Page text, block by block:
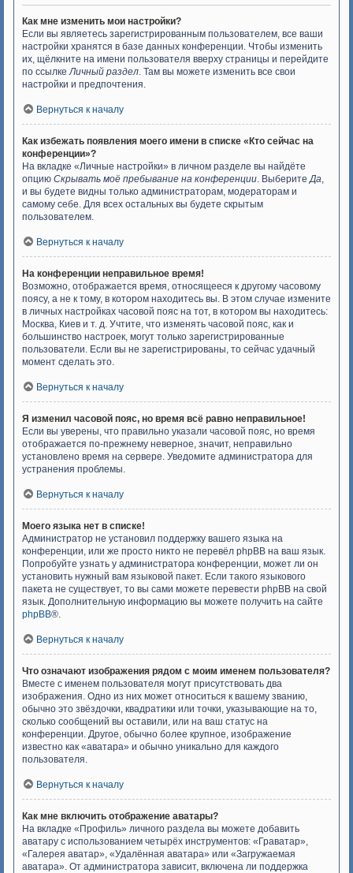
Как мне изменить мои настройки?
Если вы являетесь зарегистрированным пользователем, все ваши
настройки хранятся в базе данных конференции. Чтобы изменить
их, щёлкните на имени пользователя вверху страницы и перейдите
по ссылкеЛичный раздел. Там вы можете изменить все свои
настройки и предпочтения.
Вернуться к началу
Как избежать появления моего имени в списке «Кто сейчас на
конференции»?
На вкладке «Личные настройки» в личном разделе вы найдёте
опцию Скрывать моё пребывание на конференции. ВыберитеДа,
и вы будете видны только администраторам, модераторам и
самому себе. Для всех остальных вы будете скрытым
пользователем.
Вернуться к началу
На конференции неправильное время!
Возможно, отображается время, относящееся к другому часовому
поясу, а не к тому, в котором находитесь вы. В этом случае измените
в личных настройках часовой пояс на тот, в котором вы находитесь:
Москва, Киев и т. д. Учтите, что изменять часовой пояс, как и
большинство настроек, могут только зарегистрированные
пользователи. Если вы не зарегистрированы, то сейчас удачный
момент сделать это.
Вернуться к началу
Я изменил часовой пояс, но время всё равно неправильное!
Если вы уверены, что правильно указали часовой пояс, но время
отображается по-прежнему неверное, значит, неправильно
установлено время на сервере. Уведомите администратора для
устранения проблемы.
Вернуться к началу
Моего языка нет в списке!
Администратор не установил поддержку вашего языка на
конференции, или же просто никто не перевёл phpBB на ваш язык.
Попробуйте узнать у администратора конференции, может ли он
установить нужный вам языковой пакет. Если такого языкового
пакета не существует, то вы сами можете перевести phpBB на свой
язык. Дополнительную информацию вы можете получить на сайте
phpBB®.
Вернуться к началу
Что означают изображения рядом с моим именем пользователя?
Вместе с именем пользователя могут присутствовать два
изображения. Одно из них может относиться к вашему званию,
обычно это звёздочки, квадратики или точки, указывающие на то,
сколько сообщений вы оставили, или на ваш статус на
конференции. Другое, обычно более крупное, изображение
известно как «аватара» и обычно уникально для каждого
пользователя.
Вернуться к началу
Как мне включить отображение аватары?
На вкладке «Профиль» личного раздела вы можете добавить
аватару с использованием четырёх инструментов: «Граватар»,
«Галерея аватар», «Удалённая аватара» или «Загружаемая
аватара». От администратора зависит, включена ли поддержка